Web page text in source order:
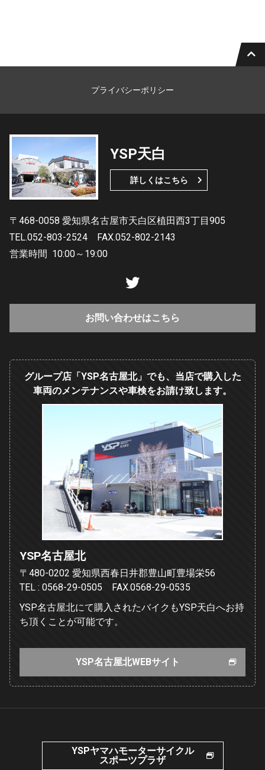
プライバシーポリシー
YSP天白
詳しくはこちら
〒468-0058 愛知県名古屋市天白区植田西3丁目905
TEL.052-803-2524
FAX.052-802-2143
営業時間 10:00～19:00
お問い合わせはこちら
グループ店「YSP名古屋北」でも、当店で購入した
車両のメンテナンスや車検をお請け致します。
YSP名古屋北
〒480-0202 愛知県西春日井郡豊山町豊場栄56
TEL : 0568-29-0505 FAX.0568-29-0535
YSP名古屋北にて購入されたバイクもYSP天白へお持
ち頂くことが可能です。
YSP名古屋北WEBサイト
YSPヤマハモーターサイクル
スポーツプラザ